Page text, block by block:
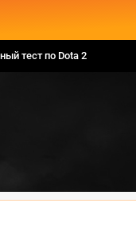
тест по Dota 2